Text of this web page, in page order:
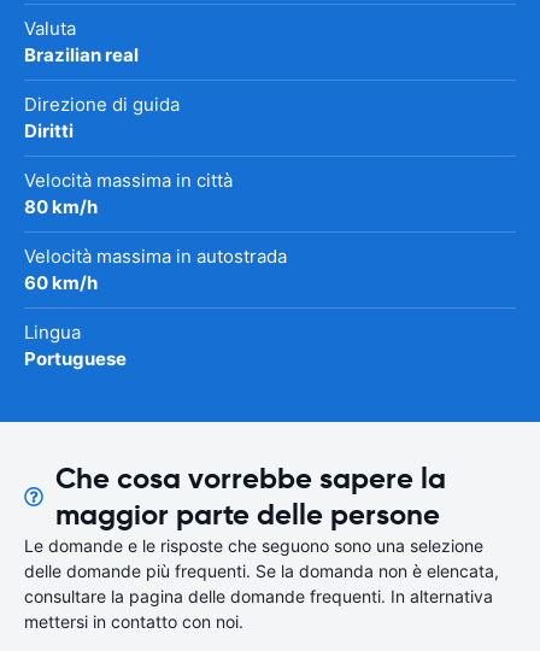
Valuta
Brazilian real
Direzione di guida
Diritti
Velocità massima in città
80 km/h
Velocità massima in autostrada
60 km/h
Lingua
Portuguese
Che cosa vorrebbe sapere la
maggior parte delle persone
Le domande e le risposte che seguono sono una selezione
delle domande più frequenti. Se la domanda non è elencata,
consultare la pagina delle domande frequenti. In alternativa
mettersi in contatto con noi.